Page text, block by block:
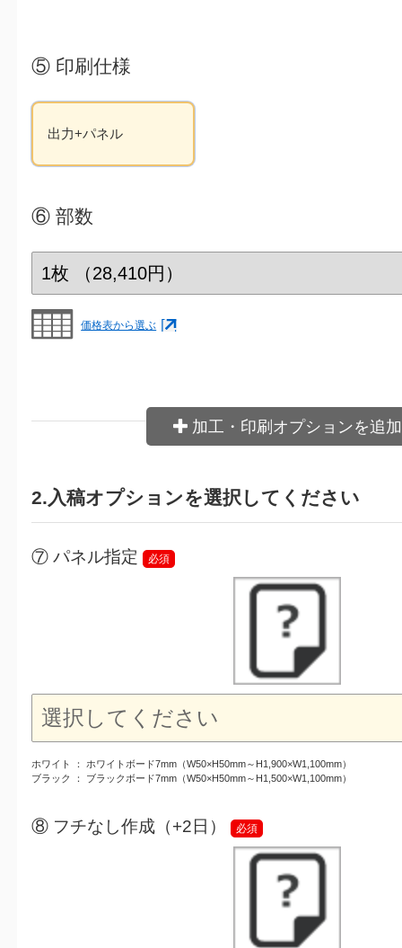
⑤ 印刷仕様
出力+パネル
⑥ 部数
価格表から選ぶ
加工・印刷オプションを追加
2.入稿オプションを選択してください
⑦ パネル指定 必須
ホワイト ： ホワイトボード7mm（W50×H50mm～H1,900×W1,100mm）
ブラック ： ブラックボード7mm（W50×H50mm～H1,500×W1,100mm）
⑧ フチなし作成（+2日） 必須